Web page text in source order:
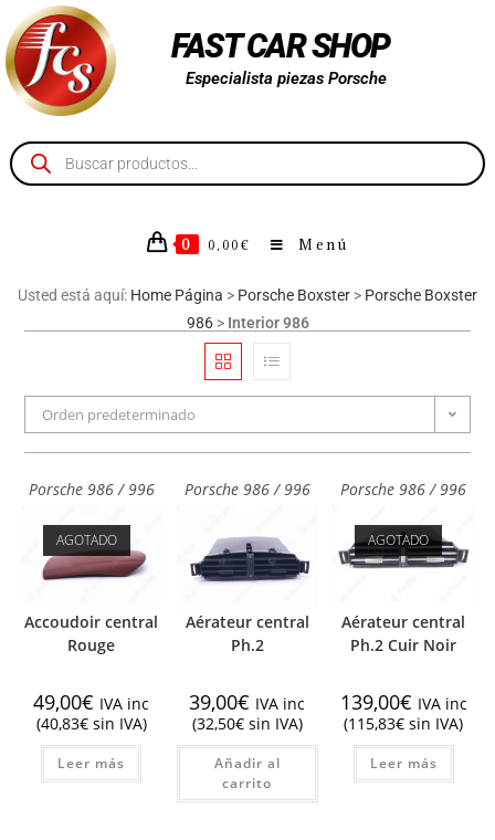
FAST CAR SHOP
Especialista piezas Porsche
0 0,00 € Menú
Usted está aquí: Home Página > Porsche Boxster > Porsche Boxster
986> Interior 986
Orden predeterminado
Porsche 986 / 996
AGOTADO
Accoudoir central
Rouge
49,00€ IVA inc
(40,83€sin IVA)
Leer más
Porsche 986 / 996
Aérateur central
Ph.2
39,00€ IVA inc
(32,50€sin IVA)
Añadir al
carrito
Porsche 986 / 996
AGOTADO
Aérateur central
Ph.2 Cuir Noir
139,00€ IVA inc
(115,83€ sin IVA)
Leer más